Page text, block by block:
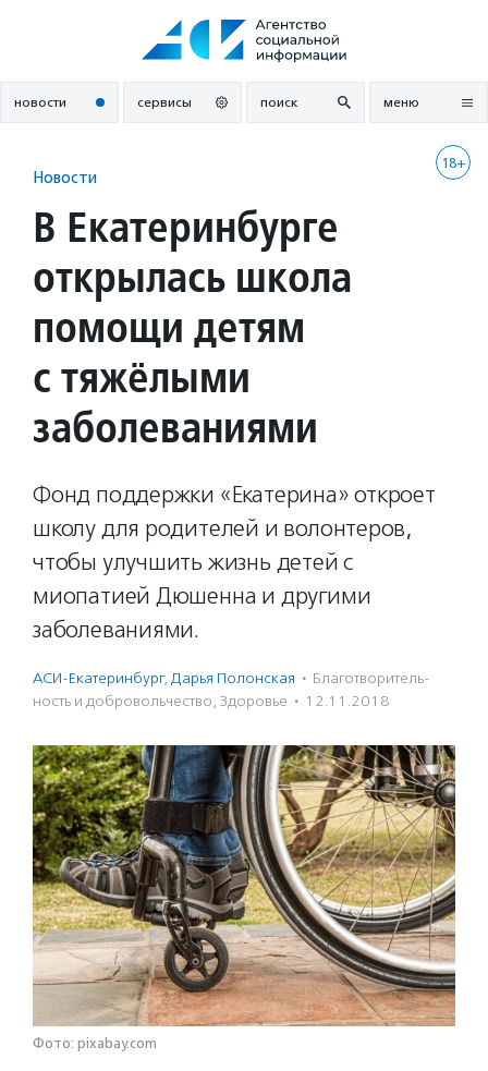
новости сервисы поиск меню
18+
Новости
В Екатеринбурге
открылась школа
помощи детям
с тяжёлыми
заболеваниями
Фонд поддержки «Екатерина» откроет
школу для родителей и волонтеров,
чтобы улучшить жизнь детей с
миопатией Дюшенна и другими
заболеваниями.
АСИ-Екатеринбург, Дарья Полонская · Благотвори­тель­
ность и доброволь­чест­во, Здоровье · 12.11.2018
Фото: pixabay.com